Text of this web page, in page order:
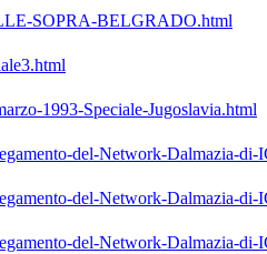
SOPRA-BELGRADO.html
1993-Speciale-Jugoslavia.html
del-Network-Dalmazia-di-
del-Network-Dalmazia-di-
del-Network-Dalmazia-di-